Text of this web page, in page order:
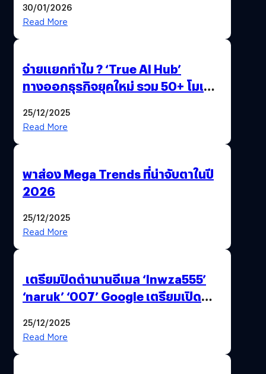
30/01/2026
Read More
จ่ายแยกทำไม ? ‘True AI Hub’
ทางออกธุรกิจยุคใหม่ รวม 50+ โมเดล
25/12/2025
Read More
พาส่อง Mega Trends ที่น่าจับตาในปี
2026
25/12/2025
Read More
เตรียมปิดตำนานอีเมล ‘lnwza555’
‘naruk’ ‘007’ Google เตรียมเปิด
25/12/2025
Read More